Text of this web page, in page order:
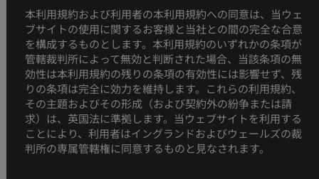
本利用規約および利用者の本利用規約への同意は、当ウェ
ブサイトの使用に関するお客様と当社との間の完全な合意
を構成するものとします。本利用規約のいずれかの条項が
管轄裁判所によって無効と判断された場合、当該条項の無
効性は本利用規約の残りの条項の有効性には影響せず、残
りの条項は完全に効力を維持します。これらの利用規約、
その主題およびその形成（および契約外の紛争または請
求）は、英国法に準拠します。当ウェブサイトを利用する
ことにより、利用者はイングランドおよびウェールズの裁
判所の専属管轄権に同意するものと見なされます。